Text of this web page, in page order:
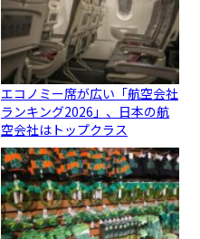
エコノミー席が広い「航空会社
ランキング2026」、日本の航
空会社はトップクラス